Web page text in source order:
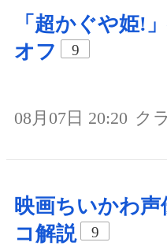
「超かぐや姫!
オフ
9
08月07日 20:20 ク
映画ちいかわ
コ解説
9